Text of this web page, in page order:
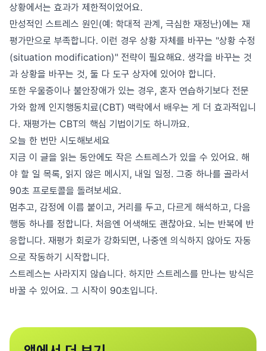
상황에서는 효과가 제한적이었어요.
만성적인 스트레스 원인(예: 학대적 관계, 극심한 재정난)에는 재
평가만으로 부족합니다. 이런 경우 상황 자체를 바꾸는 "상황 수정
(situation modification)" 전략이 필요해요. 생각을 바꾸는 것
과 상황을 바꾸는 것, 둘 다 도구 상자에 있어야 합니다.
또한 우울증이나 불안장애가 있는 경우, 혼자 연습하기보다 전문
가와 함께 인지행동치료(CBT) 맥락에서 배우는 게 더 효과적입니
다. 재평가는 CBT의 핵심 기법이기도 하니까요.
오늘 한 번만 시도해보세요
지금 이 글을 읽는 동안에도 작은 스트레스가 있을 수 있어요. 해
야 할 일 목록, 읽지 않은 메시지, 내일 일정. 그중 하나를 골라서
90초 프로토콜을 돌려보세요.
멈추고, 감정에 이름 붙이고, 거리를 두고, 다르게 해석하고, 다음
행동 하나를 정합니다. 처음엔 어색해도 괜찮아요. 뇌는 반복에 반
응합니다. 재평가 회로가 강화되면, 나중엔 의식하지 않아도 자동
으로 작동하기 시작합니다.
스트레스는 사라지지 않습니다. 하지만 스트레스를 만나는 방식은
바꿀 수 있어요. 그 시작이 90초입니다.